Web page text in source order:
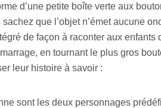
d’une petite boîte verte aux
que l’objet n’émet aucune
de façon à raconter aux enfants
en tournant le plus gros
leur histoire à savoir :
sont les deux personnages